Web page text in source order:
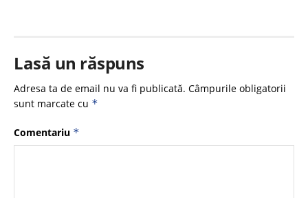
Lasă un răspuns
Adresa ta de email nu va fi publicată. Câmpurile obligatorii
sunt marcate cu *
Comentariu *